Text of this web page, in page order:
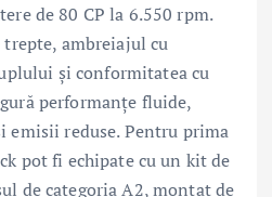
de 80 CP la 6.550 rpm.
trepte, ambreiajul cu
și conformitatea cu
performanțe fluide,
emisii reduse. Pentru prima
pot fi echipate cu un kit de
de categoria A2, montat de